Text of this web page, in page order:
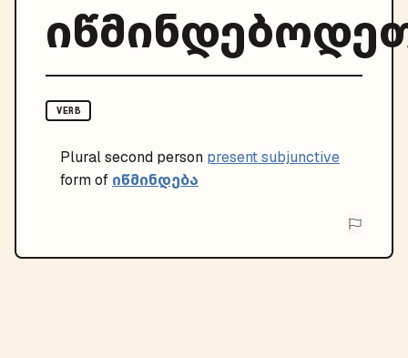
VERB
Pluralsecond person present subjunctive
form of იწმინდება